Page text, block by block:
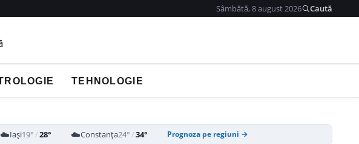
Sâmbătă, 8 august 2026 Caută
TEHNOLOGIE
☁️Iași19°/28° ☁️Constanța24°/34° Prognoza pe regiuni →